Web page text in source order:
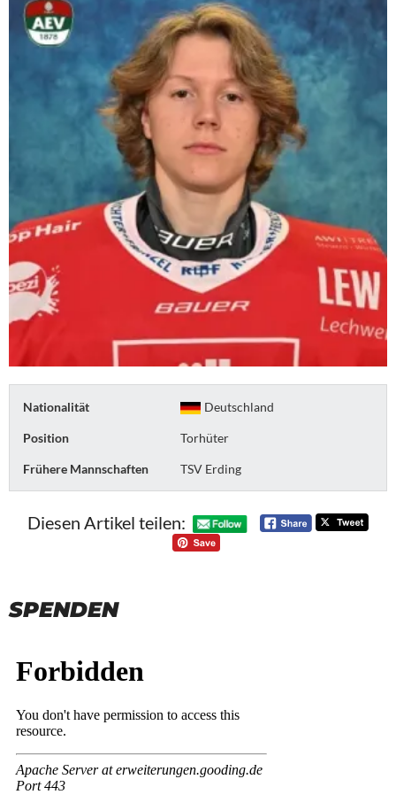
Nationalität Deutschland
Position Torhüter
Frühere Mannschaften TSV Erding
Diesen Artikel teilen:
SPENDEN